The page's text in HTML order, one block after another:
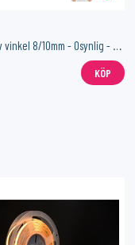
LED-skarv vinkel 8/10mm - Osynlig - COB - IP20
KÖP